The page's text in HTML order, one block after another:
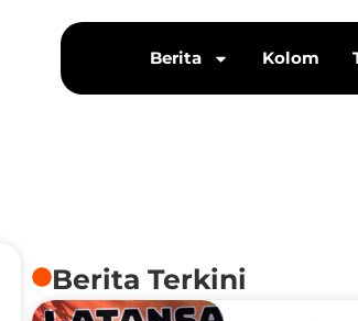
Berita Kolom
Berita Terkini